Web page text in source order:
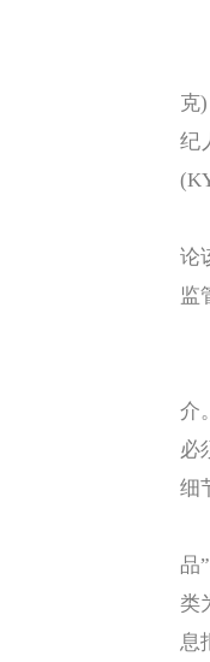
克
纪
论
监
介
必
细
品
类
息